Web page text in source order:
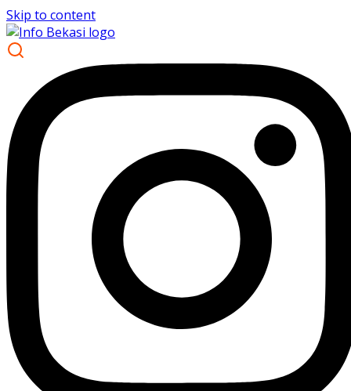
Skip to content